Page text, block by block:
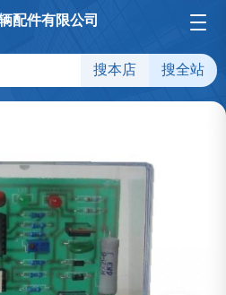
配件有限公司
搜本店 搜全站